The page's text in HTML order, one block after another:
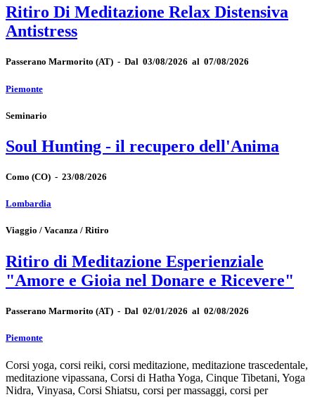
Ritiro Di Meditazione Relax Distensiva
Antistress
Passerano Marmorito (AT) - Dal 03/08/2026 al 07/08/2026
Piemonte
Seminario
Soul Hunting - il recupero dell'Anima
Como (CO) - 23/08/2026
Lombardia
Viaggio / Vacanza / Ritiro
Ritiro di Meditazione Esperienziale
"Amore e Gioia nel Donare e Ricevere"
Passerano Marmorito (AT) - Dal 02/01/2026 al 02/08/2026
Piemonte
Corsi yoga, corsi reiki, corsi meditazione, meditazione trascedentale,
meditazione vipassana, Corsi di Hatha Yoga, Cinque Tibetani, Yoga
Nidra, Vinyasa, Corsi Shiatsu, corsi per massaggi, corsi per